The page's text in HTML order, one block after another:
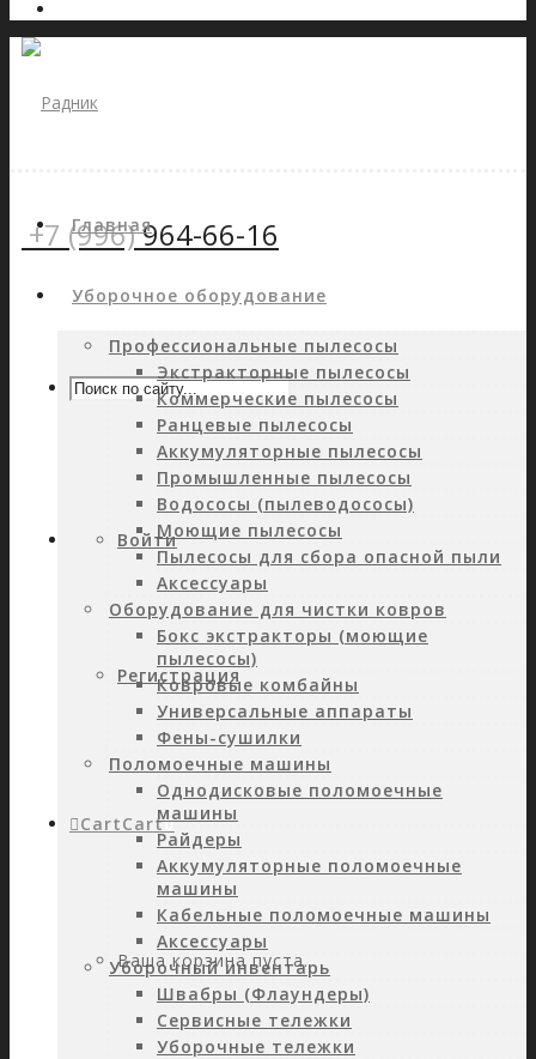
+7 (996)964-66-16
Войти
Регистрация
CartCart0
Ваша корзина пуста.
Главная
Уборочное оборудование
Профессиональные пылесосы
Экстракторные пылесосы
Коммерческие пылесосы
Ранцевые пылесосы
Аккумуляторные пылесосы
Промышленные пылесосы
Водососы (пылеводососы)
Моющие пылесосы
Пылесосы для сбора опасной пыли
Аксессуары
Оборудование для чистки ковров
Бокс экстракторы (моющие
пылесосы)
Ковровые комбайны
Универсальные аппараты
Фены-сушилки
Поломоечные машины
Однодисковые поломоечные
машины
Райдеры
Аккумуляторные поломоечные
машины
Кабельные поломоечные машины
Аксессуары
Уборочный инвентарь
Швабры (Флаундеры)
Сервисные тележки
Уборочные тележки